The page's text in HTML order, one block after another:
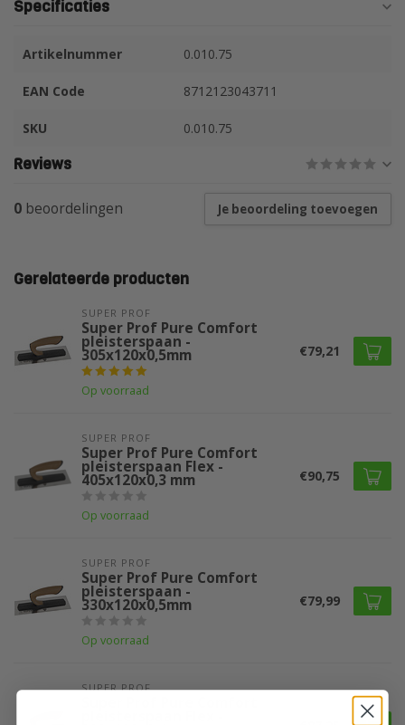
Specificaties
Artikelnummer 0.010.75
EAN Code 8712123043711
SKU 0.010.75
Reviews
0 beoordelingen Je beoordeling toevoegen
Gerelateerde producten
SUPER PROF
Super Prof Pure Comfort
pleisterspaan -
305x120x0,5mm
Op voorraad
€79,21
SUPER PROF
Super Prof Pure Comfort
pleisterspaan Flex -
405x120x0,3 mm
Op voorraad
€90,75
SUPER PROF
Super Prof Pure Comfort
pleisterspaan -
330x120x0,5mm
Op voorraad
€79,99
SUPER PROF